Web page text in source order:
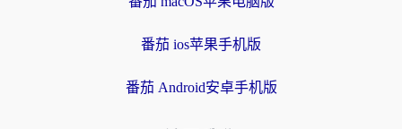
番茄 ios苹果手机版
番茄 Android安卓手机版